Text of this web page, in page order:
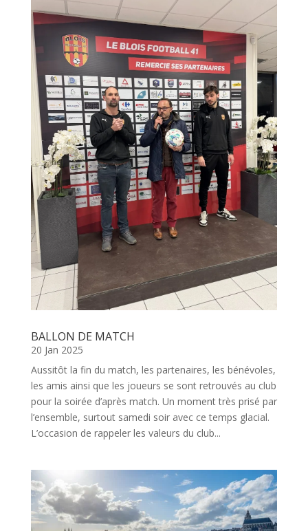
BALLON DE MATCH
20 Jan 2025
Aussitôt la fin du match, les partenaires, les bénévoles,
les amis ainsi que les joueurs se sont retrouvés au club
pour la soirée d’après match. Un moment très prisé par
l’ensemble, surtout samedi soir avec ce temps glacial.
L’occasion de rappeler les valeurs du club...